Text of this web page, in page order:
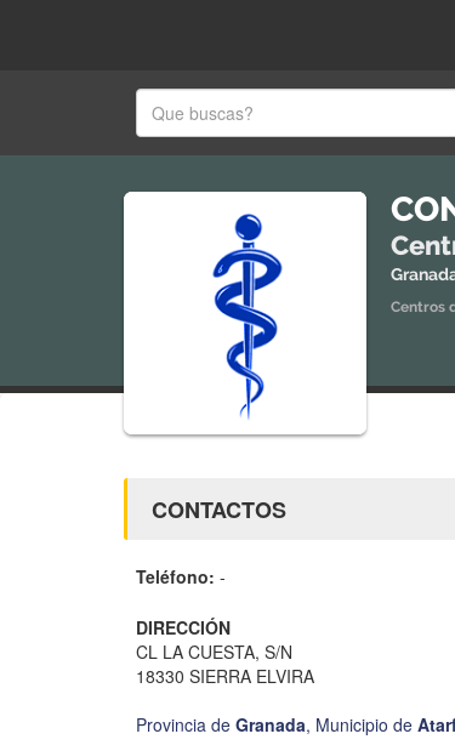
Centros
CONTACTOS
Teléfono: -
DIRECCIÓN
CL LA CUESTA, S/N
18330 SIERRA ELVIRA
Provincia de Granada, Municipio de